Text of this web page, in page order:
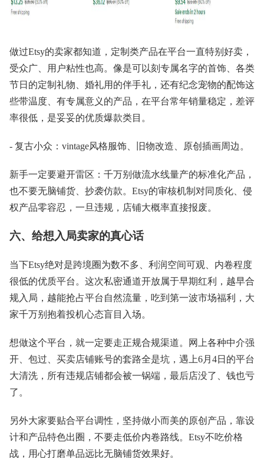
做过Etsy的卖家都知道，定制类产品在平台一直特别好卖，
受众广、用户粘性也高。像是可以刻专属名字的首饰、各类
节日的定制礼物、婚礼用的伴手礼，还有纪念宠物的配饰这
些带温度、有专属意义的产品，在平台常年销量稳定，差评
率很低，是妥妥的优质爆款类目。
- 复古小众：vintage风格服饰、旧物改造、原创插画周边。
新手一定要避开雷区：千万别做流水线量产的标准化产品，
也不要无脑铺货、抄袭仿款。Etsy的审核机制对同质化、侵
权产品零容忍，一旦违规，店铺大概率直接报废。
六、给想入局卖家的真心话
当下Etsy绝对是跨境圈为数不多、利润空间可观、内卷程度
很低的优质平台。这次私密通道开放属于早期红利，越早合
规入局，越能抢占平台自然流量，吃到第一波市场福利，大
家千万别抱着投机心态盲目入场。
想做这个平台，就一定要走正规合规渠道。网上各种中介强
开、包过、买卖店铺账号的套路全是坑，遇上6月4日的平台
大清洗，所有违规店铺都会被一锅端，最后店没了、钱也亏
了。
另外大家要贴合平台调性，坚持做小而美的原创产品，靠设
计和产品特色出圈，不要走低价内卷路线。Etsy不吃价格
战，用心打磨单品远比无脑铺货效果好。